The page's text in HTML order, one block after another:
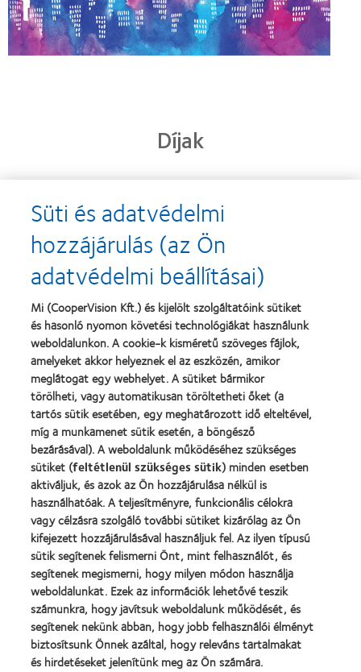
Díjak
Learn
more
about
2013.
évi
Silmo
d’Or
díj
a
legjobb
termékért
–
MyDay™
Learn
more
about
„Contact
Lens
Product
the
Year”,
2013
Learn
more
about
Magyar
Vakok
és
Gyengénlátók
Országos
Szövetsége
Learn
more
about
"BCLA
Award",
2019
Termékeink
Találja meg a lencséjét
Kontaktlencse-technológia
Kontaktlencsék és a látás
Új viselő
Tapasztalt viselő
Blog
Süti és adatvédelmi
hozzájárulás (az Ön
adatvédelmi beállításai)
Mi (CooperVision Kft.) és kijelölt szolgáltatóink sütiket
és hasonló nyomon követési technológiákat használunk
weboldalunkon. A cookie-k kisméretű szöveges fájlok,
amelyeket akkor helyeznek el az eszközén, amikor
meglátogat egy webhelyet. A sütiket bármikor
törölheti, vagy automatikusan töröltetheti őket (a
tartós sütik esetében, egy meghatározott idő elteltével,
míg a munkamenet sütik esetén, a böngésző
bezárásával). A weboldalunk működéséhez szükséges
sütiket (feltétlenül szükséges sütik) minden esetben
aktiváljuk, és azok az Ön hozzájárulása nélkül is
használhatóak. A teljesítményre, funkcionális célokra
vagy célzásra szolgáló további sütiket kizárólag az Ön
kifejezett hozzájárulásával használjuk fel. Az ilyen típusú
sütik segítenek felismerni Önt, mint felhasználót, és
segítenek megismerni, hogy milyen módon használja
weboldalunkat. Ezek az információk lehetővé teszik
számunkra, hogy javítsuk weboldalunk működését, és
segítenek nekünk abban, hogy jobb felhasználói élményt
biztosítsunk Önnek azáltal, hogy releváns tartalmakat
és hirdetéseket jelenítünk meg az Ön számára.